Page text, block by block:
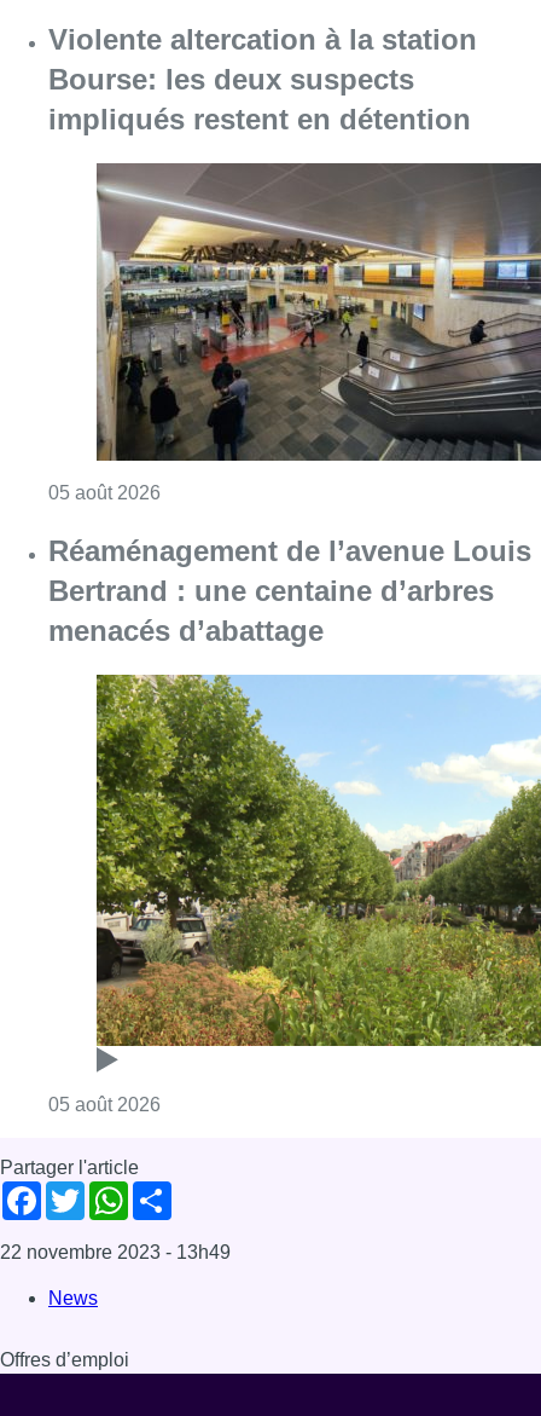
Violente altercation à la station
Bourse: les deux suspects
impliqués restent en détention
05 août 2026
Réaménagement de l’avenue Louis
Bertrand : une centaine d’arbres
menacés d’abattage
05 août 2026
Partager l'article
Facebook
TwitterWhatsApp
22 novembre 2023 - 13h49
News
Offres d’emploi